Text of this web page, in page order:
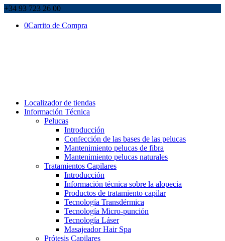
+34 93 723 26 00
0Carrito de Compra
Localizador de tiendas
Información Técnica
Pelucas
Introducción
Confección de las bases de las pelucas
Mantenimiento pelucas de fibra
Mantenimiento pelucas naturales
Tratamientos Capilares
Introducción
Información técnica sobre la alopecia
Productos de tratamiento capilar
Tecnología Transdérmica
Tecnología Micro-punción
Tecnología Láser
Masajeador Hair Spa
Prótesis Capilares